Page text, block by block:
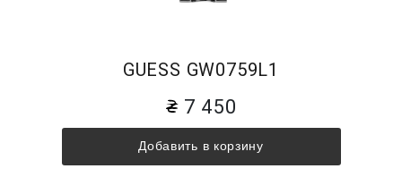
GUESS GW0759L1
7 450
Добавить в корзину